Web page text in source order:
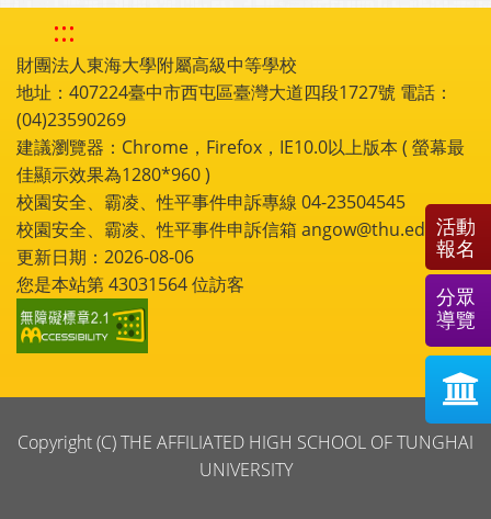
:::
財團法人東海大學附屬高級中等學校
地址：407224臺中市西屯區臺灣大道四段1727號 電話：
(04)23590269
建議瀏覽器：Chrome，Firefox，IE10.0以上版本 ( 螢幕最
佳顯示效果為1280*960 )
校園安全、霸凌、性平事件申訴專線 04-23504545
校園安全、霸凌、性平事件申訴信箱 angow@thu.edu.tw
更新日期：2026-08-06
您是本站第43031564位訪客
Copyright (C) THE AFFILIATED HIGH SCHOOL OF TUNGHAI
UNIVERSITY
活動
報名
分眾
導覽